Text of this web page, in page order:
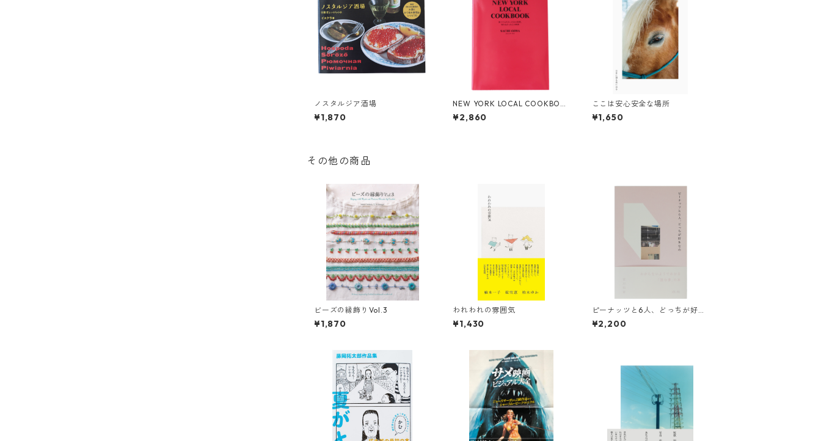
ノスタルジア酒場
¥1,870
NEW YORK LOCAL COOKBOO
K
¥2,860
ここは安心安全な場所
¥1,650
その他の商品
ビーズの縁飾りVol.3
¥1,870
われわれの雰囲気
¥1,430
ピーナッツと6人、どっちが好き
なの（サイン本）
¥2,200